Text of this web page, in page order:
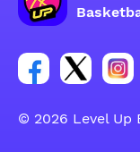
Link zurLink zum
Link
© 2026 Level Up